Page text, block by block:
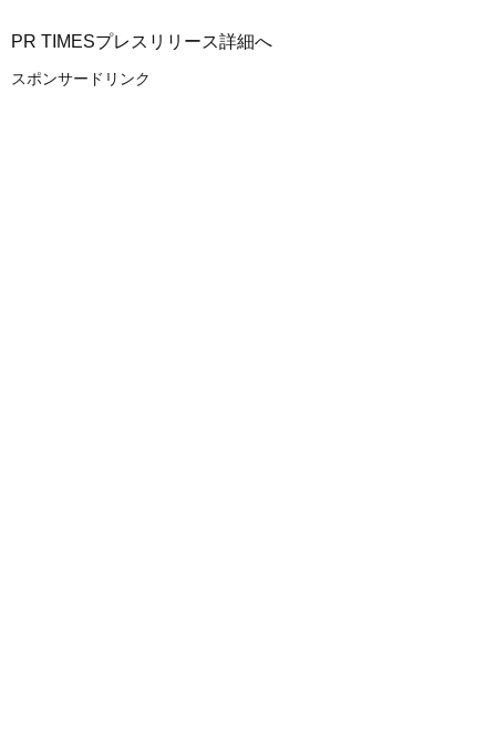
PR TIMESプレスリリース詳細へ
スポンサードリンク